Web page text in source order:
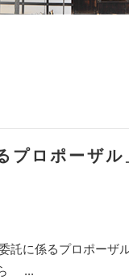
プロポーザ
託に係るプロポーザ
ら ...